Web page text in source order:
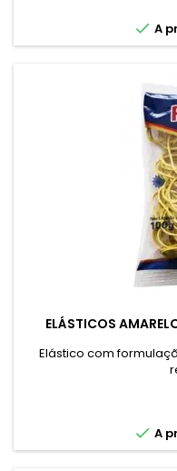
 A
ELÁSTICOS
Elástico com
 A